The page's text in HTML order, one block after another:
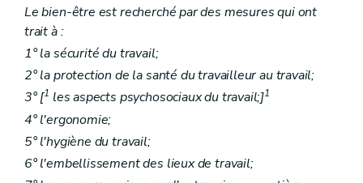
Le bien-être est recherché par des mesures qui ont
trait à :
1° la sécurité du travail;
2° la protection de la santé du travailleur au travail;
3° [1 les aspects psychosociaux du travail;]1
4° l'ergonomie;
5° l'hygiène du travail;
6° l'embellissement des lieux de travail;